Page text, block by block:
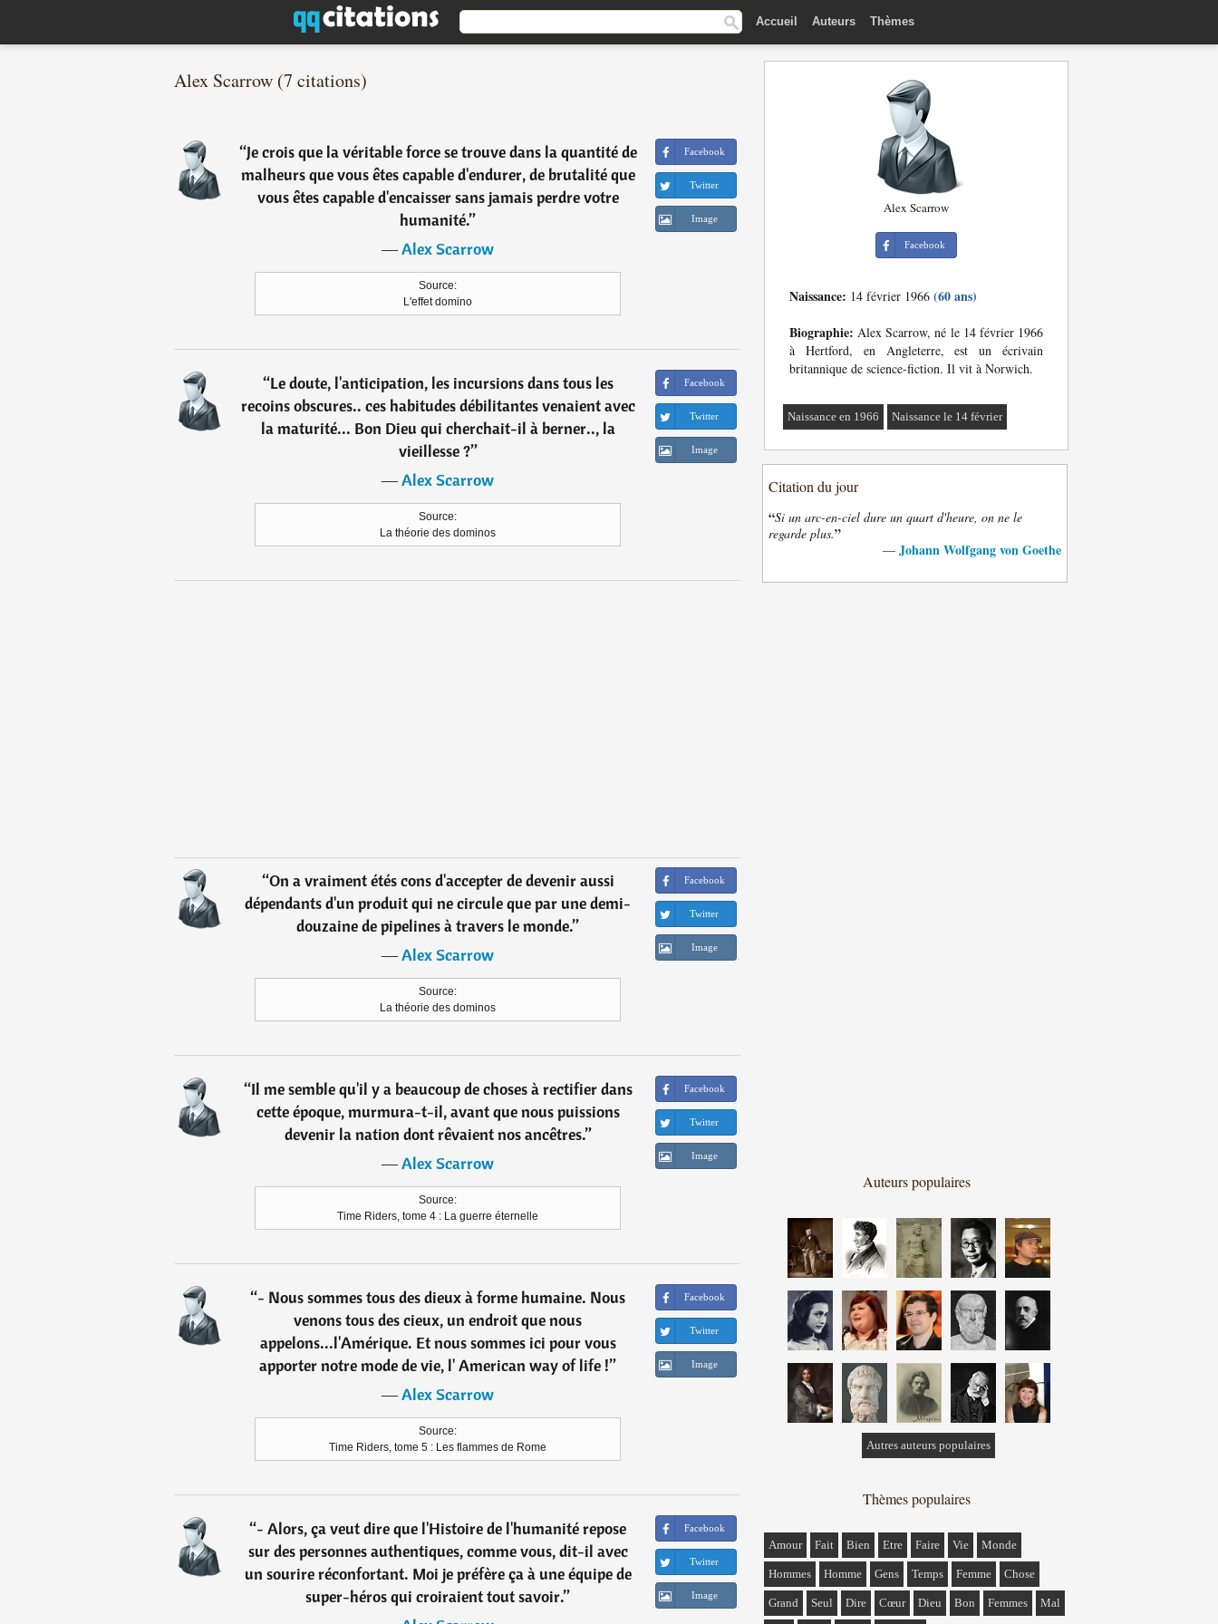
Accueil Auteurs Thèmes
Alex Scarrow (7 citations)
“Je crois que la véritable force se trouve dans la quantité de
malheurs que vous êtes capable d'endurer, de brutalité que
vous êtes capable d'encaisser sans jamais perdre votre
humanité.”
―Alex Scarrow
Source:
L'effet domino
Facebook
Twitter
Image
“Le doute, l'anticipation, les incursions dans tous les
recoins obscures.. ces habitudes débilitantes venaient avec
la maturité... Bon Dieu qui cherchait-il à berner.., la
vieillesse ?”
―Alex Scarrow
Source:
La théorie des dominos
Facebook
Twitter
Image
“On a vraiment étés cons d'accepter de devenir aussi
dépendants d'un produit qui ne circule que par une demi-
douzaine de pipelines à travers le monde.”
―Alex Scarrow
Source:
La théorie des dominos
Facebook
Twitter
Image
“Il me semble qu'il y a beaucoup de choses à rectifier dans
cette époque, murmura-t-il, avant que nous puissions
devenir la nation dont rêvaient nos ancêtres.”
―Alex Scarrow
Source:
Time Riders, tome 4 : La guerre éternelle
Facebook
Twitter
Image
“- Nous sommes tous des dieux à forme humaine. Nous
venons tous des cieux, un endroit que nous
appelons...l'Amérique. Et nous sommes ici pour vous
apporter notre mode de vie, l' American way of life !”
―Alex Scarrow
Source:
Time Riders, tome 5 : Les flammes de Rome
Facebook
Twitter
Image
“- Alors, ça veut dire que l'Histoire de l'humanité repose
sur des personnes authentiques, comme vous, dit-il avec
un sourire réconfortant. Moi je préfère ça à une équipe de
super-héros qui croiraient tout savoir.”
Facebook
Twitter
Image
Alex Scarrow
Facebook
Naissance: 14 février 1966 (60 ans)
Biographie: Alex Scarrow, né le 14 février 1966
à Hertford, en Angleterre, est un écrivain
britannique de science-fiction. Il vit à Norwich.
Naissance en 1966 Naissance le 14 février
Citation du jour
“Si un arc-en-ciel dure un quart d'heure, on ne le
regarde plus.”
— Johann Wolfgang von Goethe
Auteurs populaires
Autres auteurs populaires
Thèmes populaires
Amour Fait Bien Etre Faire Vie Monde
Hommes Homme Gens Temps Femme Chose
Grand Seul Dire Cœur Dieu Bon Femmes Mal